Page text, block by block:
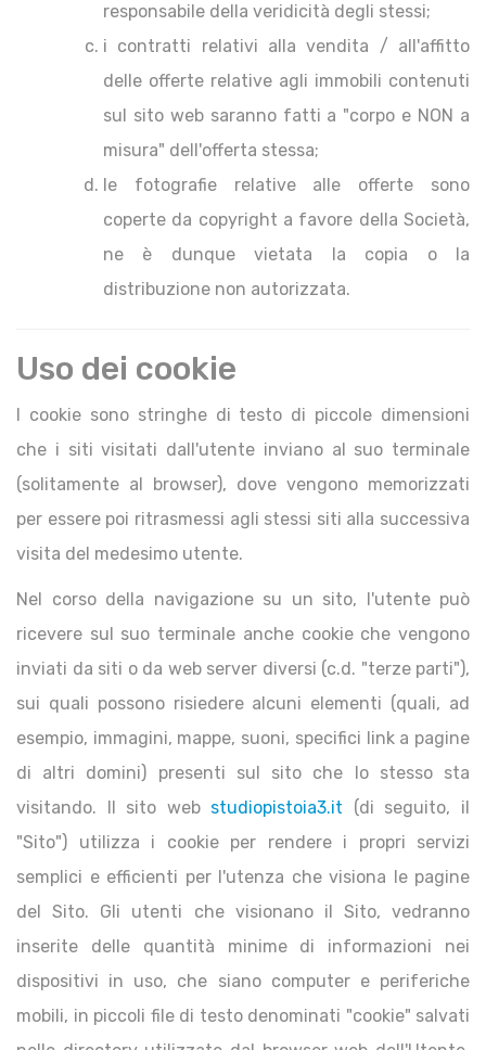
responsabile della veridicità degli stessi;
i contratti relativi alla vendita / all'affitto
delle offerte relative agli immobili contenuti
sul sito web saranno fatti a "corpo e NON a
misura" dell'offerta stessa;
le fotografie relative alle offerte sono
coperte da copyright a favore della Società,
ne è dunque vietata la copia o la
distribuzione non autorizzata.
Uso dei cookie
I cookie sono stringhe di testo di piccole dimensioni
che i siti visitati dall'utente inviano al suo terminale
(solitamente al browser), dove vengono memorizzati
per essere poi ritrasmessi agli stessi siti alla successiva
visita del medesimo utente.
Nel corso della navigazione su un sito, l'utente può
ricevere sul suo terminale anche cookie che vengono
inviati da siti o da web server diversi (c.d. "terze parti"),
sui quali possono risiedere alcuni elementi (quali, ad
esempio, immagini, mappe, suoni, specifici link a pagine
di altri domini) presenti sul sito che lo stesso sta
visitando. Il sito web studiopistoia3.it (di seguito, il
"Sito") utilizza i cookie per rendere i propri servizi
semplici e efficienti per l'utenza che visiona le pagine
del Sito. Gli utenti che visionano il Sito, vedranno
inserite delle quantità minime di informazioni nei
dispositivi in uso, che siano computer e periferiche
mobili, in piccoli file di testo denominati "cookie" salvati